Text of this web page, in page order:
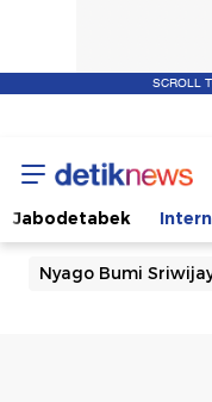
SCROLL
Jabodetabek
Nyago Bumi